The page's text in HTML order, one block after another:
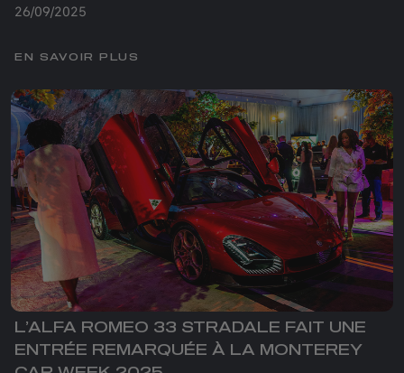
26/09/2025
EN SAVOIR PLUS
L’ALFA ROMEO 33 STRADALE FAIT UNE
ENTRÉE REMARQUÉE À LA MONTEREY